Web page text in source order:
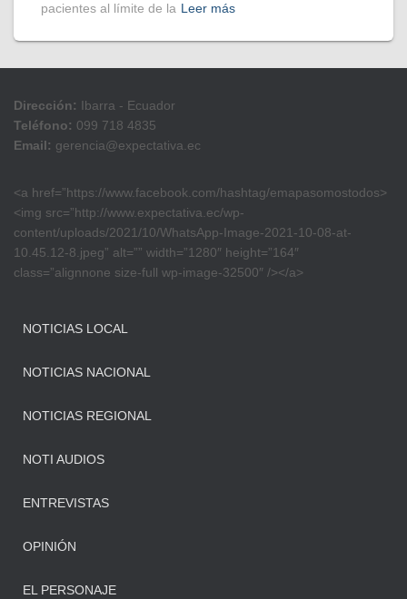
pacientes al límite de la Leer más
Dirección: Ibarra - Ecuador
Teléfono: 099 718 4835
Email: gerencia@expectativa.ec
<a href=”https://www.facebook.com/hashtag/emapasomostodos>
<img src=”http://www.expectativa.ec/wp-
content/uploads/2021/10/WhatsApp-Image-2021-10-08-at-
10.45.12-8.jpeg” alt=”” width=”1280″ height=”164″
class=”alignnone size-full wp-image-32500″ /></a>
NOTICIAS LOCAL
NOTICIAS NACIONAL
NOTICIAS REGIONAL
NOTI AUDIOS
ENTREVISTAS
OPINIÓN
EL PERSONAJE